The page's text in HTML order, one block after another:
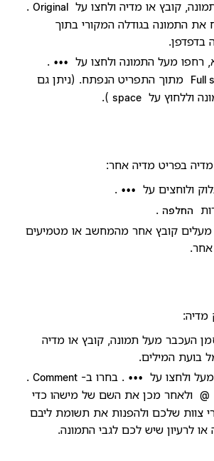
קובץ או מדיה ולחצו על Original
.
את התמונה בגודלה המקורי בתוך
בדפדפן.
רחפו מעל התמונה ולחצו על
•••
.
Full
מתוך התפריט הנפתח. (ניתן גם
וללחוץ על space
).
בפריט מדיה אחר:
ולוחצים על
•••
.
החלפה .
מעלים קובץ אחר מהמחשב או מטמיעים
מדיה:
העכבר מעל תמונה, קובץ או מדיה
בועת המילים.
ולחצו על
••• . בחרו ב- Comment
.
@ ולאחר מכן את השם של מישהו כדי
צוות שלכם ולהפנות את תשומת ליבם
לרעיון שיש לכם לגבי התמונה.